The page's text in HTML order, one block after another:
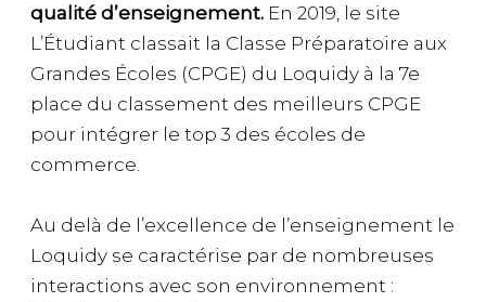
qualitéd’enseignement. En 2019, le site
L’Étudiant classait la Classe Préparatoire aux
Grandes Écoles (CPGE) du Loquidy à la 7e
place du classement des meilleurs CPGE
pour intégrer le top 3 des écoles de
commerce.
Au delà de l’excellence de l’enseignement le
Loquidy se caractérise par de nombreuses
interactions avec son environnement :